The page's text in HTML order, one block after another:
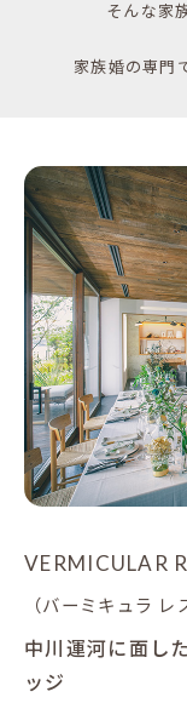
そんな家
家族婚の専門
VERMICULAR
（バーミキュラ レ
中川運河に面し
ッジ